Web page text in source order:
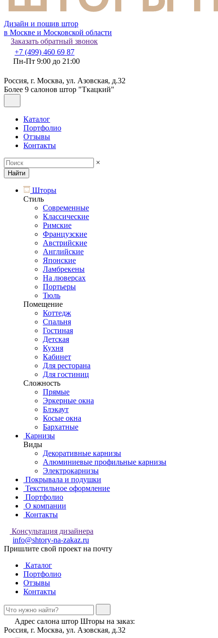
Дизайн и пошив штор
в Москве и Московской области
Заказать обратный звонок
+7 (499) 460 69 87
Пн-Пт 9:00 до 21:00
Россия, г. Москва, ул. Азовская, д.32
Более 9 салонов штор "Ткацкий"
Каталог
Портфолио
Отзывы
Контакты
×
Найти
Шторы
Стиль
Современные
Классические
Римские
Французские
Австрийские
Английские
Японские
Ламбрекены
На люверсах
Портьеры
Тюль
Помещение
Коттедж
Спальня
Гостиная
Детская
Кухня
Кабинет
Для ресторана
Для гостиниц
Сложность
Прямые
Эркерные окна
Блэкаут
Косые окна
Бархатные
Карнизы
Виды
Декоративные карнизы
Алюминиевые профильные карнизы
Электрокарнизы
Покрывала и подушки
Текстильное оформление
Портфолио
О компании
Контакты
Консультация дизайнера
info@shtory-na-zakaz.ru
Пришлите свой проект на почту
Каталог
Портфолио
Отзывы
Контакты
Адрес салона штор Шторы на заказ:
Россия, г. Москва, ул. Азовская, д.32